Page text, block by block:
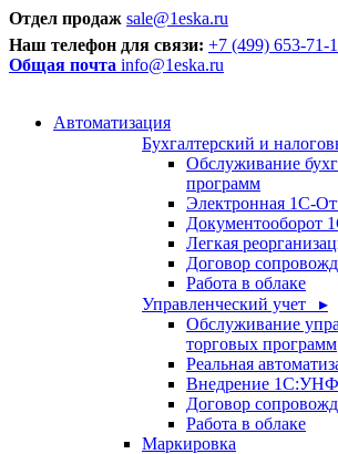
Отдел продаж sale@1eska.ru
Наш телефон для связи: +7 (499) 653-71-
Общая почта info@1eska.ru
Автоматизация
Бухгалтерский и
Обслуживание
программ
Электронная 1С-
Документооборот
Легкая
Договор
Работа в облаке
Управленческий учет ▸
Обслуживание
торговых программ
Реальная
Внедрение 1С:УНФ
Договор
Работа в облаке
Маркировка